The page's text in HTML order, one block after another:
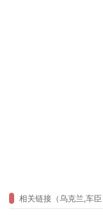
相关链接（乌克兰,车臣